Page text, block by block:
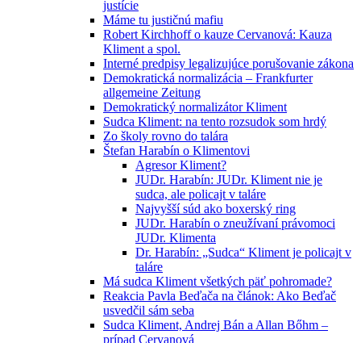
justície
Máme tu justičnú mafiu
Robert Kirchhoff o kauze Cervanová: Kauza
Kliment a spol.
Interné predpisy legalizujúce porušovanie zákona
Demokratická normalizácia – Frankfurter
allgemeine Zeitung
Demokratický normalizátor Kliment
Sudca Kliment: na tento rozsudok som hrdý
Zo školy rovno do talára
Štefan Harabín o Klimentovi
Agresor Kliment?
JUDr. Harabín: JUDr. Kliment nie je
sudca, ale policajt v taláre
Najvyšší súd ako boxerský ring
JUDr. Harabín o zneužívaní právomoci
JUDr. Klimenta
Dr. Harabín: „Sudca“ Kliment je policajt v
taláre
Má sudca Kliment všetkých päť pohromade?
Reakcia Pavla Beďača na článok: Ako Beďač
usvedčil sám seba
Sudca Kliment, Andrej Bán a Allan Bőhm –
prípad Cervanová